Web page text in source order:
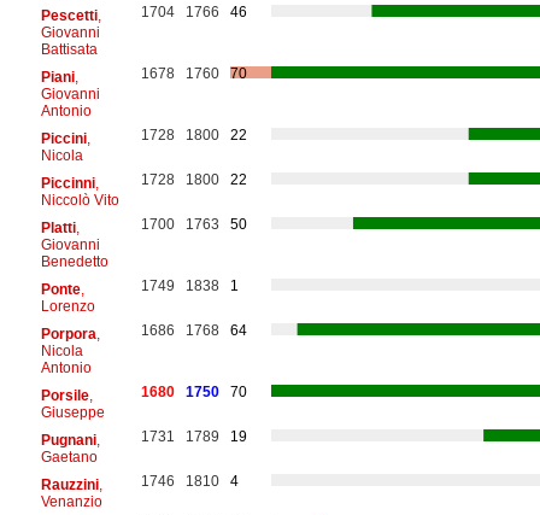
Pescetti,
Giovanni
Battisata
1704 1766 46
Piani,
Giovanni
Antonio
1678 1760 70
Piccini,
Nicola
1728 1800 22
Piccinni,
Niccolò Vito
1728 1800 22
Platti,
Giovanni
Benedetto
1700 1763 50
Ponte,
Lorenzo
1749 1838 1
Porpora
Nicola
Antonio
1686 1768 64
Porsile,
Giuseppe
1680 1750 70
Pugnani,
Gaetano
1731 1789 19
Rauzzini,
Venanzio
1746 1810 4